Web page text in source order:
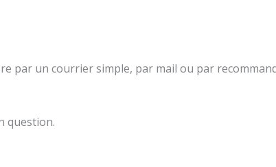
par un courrier simple, par mail ou par
question.